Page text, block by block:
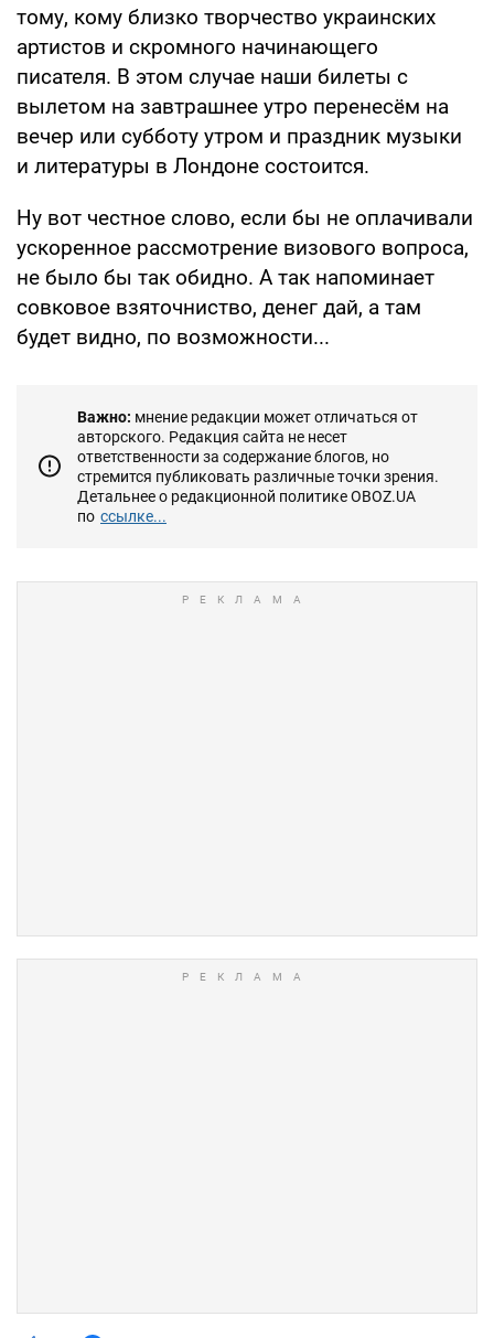
тому, кому близко творчество украинских
артистов и скромного начинающего
писателя. В этом случае наши билеты с
вылетом на завтрашнее утро перенесём на
вечер или субботу утром и праздник музыки
и литературы в Лондоне состоится.
Ну вот честное слово, если бы не оплачивали
ускоренное рассмотрение визового вопроса,
не было бы так обидно. А так напоминает
совковое взяточниство, денег дай, а там
будет видно, по возможности...
Важно: мнение редакции может отличаться от
авторского. Редакция сайта не несет
ответственности за содержание блогов, но
стремится публиковать различные точки зрения.
Детальнее о редакционной политике OBOZ.UA
по ссылке...